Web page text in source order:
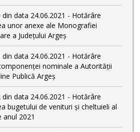
data 24.06.2021 - Hotărâre
unor anexe ale Monografiei
a Județului Argeș
data 24.06.2021 - Hotărâre
nominale a Autorității
Publică Argeș
data 24.06.2021 - Hotărâre
bugetului de venituri și cheltuieli al
anul 2021